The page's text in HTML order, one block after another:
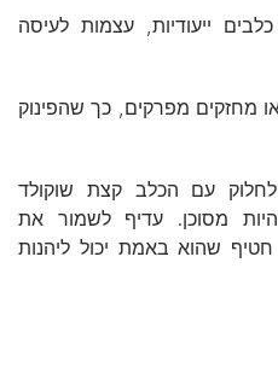
ייעודיות, עצמות לעיסה
מחזקים מפרקים, כך שהפינוק
עם הכלב קצת שוקולד
מסוכן. עדיף לשמור את
שהוא באמת יכול ליהנות